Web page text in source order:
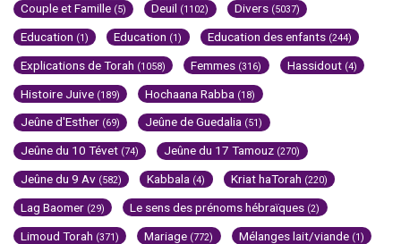
Couple et Famille (5) Deuil (1102) Divers (5037)
Education (1) Education (1) Education des enfants (244)
Explications de Torah (1058) Femmes (316) Hassidout (4)
Histoire Juive (189) Hochaana Rabba (18)
Jeûne d'Esther (69) Jeûne de Guedalia (51)
Jeûne du 10 Tévet (74) Jeûne du 17 Tamouz (270)
Jeûne du 9 Av (582) Kabbala (4) Kriat haTorah (220)
Lag Baomer (29) Le sens des prénoms hébraïques (2)
Limoud Torah (371) Mariage (772) Mélanges lait/viande (1)